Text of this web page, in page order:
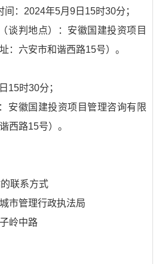
：2024年5月9日15时30分；
谈判地点）：安徽国建投资项目
：六安市和谐西路15号）。
15时30分；
安徽国建投资项目管理咨询有限
西路15号）。
联系方式
市管理行政执法局
岭中路